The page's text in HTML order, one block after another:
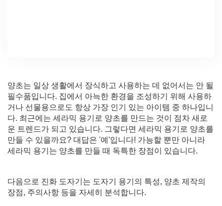
양초는 일상 생활에서 장식하고 사용하는 데 없어서는 안 될
필수품입니다. 집에서 아늑한 환경을 조성하기 위해 사용하
거나 선물용으로도 항상 가장 인기 있는 아이템 중 하나입니
다. 최근에는 세라믹 용기로 양초를 만드는 것이 점차 새로
운 트렌드가 되고 있습니다. 그렇다면 세라믹 용기로 양초를
만들 수 있을까요? 대답은 '예'입니다! 가능할 뿐만 아니라
세라믹 용기는 양초를 만들 때 독특한 장점이 있습니다.
다음으로 진화 도자기는 도자기 용기의 특성, 양초 제작의
장점, 주의사항 등을 자세히 분석합니다.